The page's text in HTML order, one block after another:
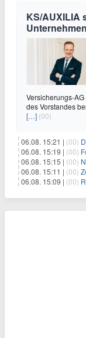
KS/AUXILIA
Versicherungs-
des Vorstandes
[…] (00)
06.08. 15:21 | (00)
06.08. 15:19 | (00)
06.08. 15:15 | (00)
06.08. 15:11 | (00)
06.08. 15:09 | (00)